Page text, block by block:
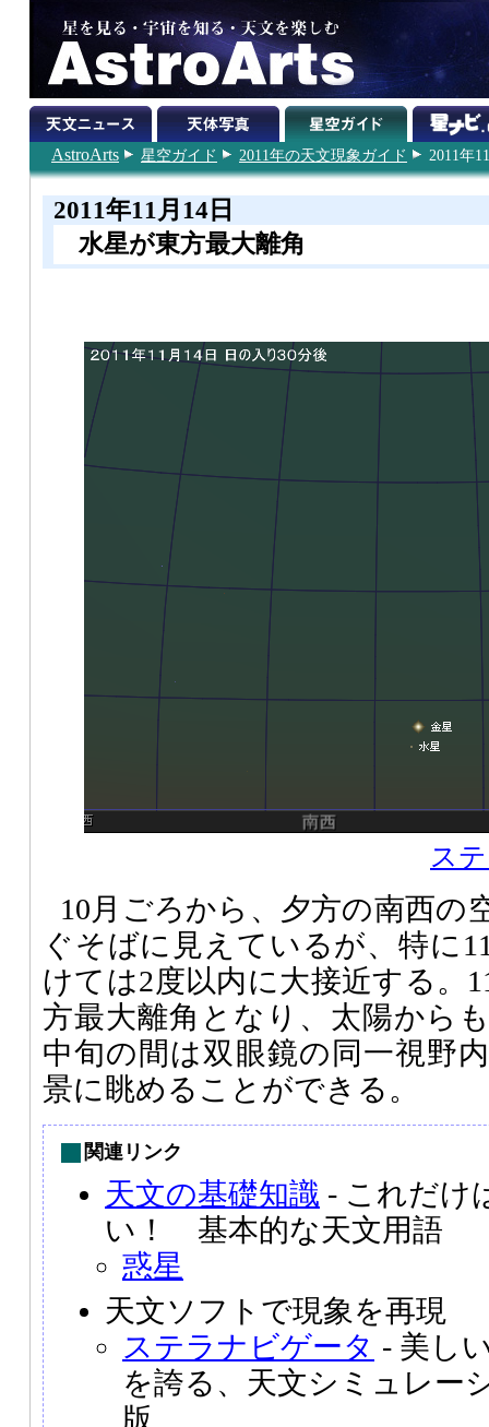
AstroArts 星空ガイド 2011年の天文現象ガイド 2011年
2011年11月14日
水星が東方最大離角
ス
10月ごろから、夕方の南西の
ぐそばに見えているが、特に
けては2度以内に大接近する。
方最大離角となり、太陽から
中旬の間は双眼鏡の同一視野
景に眺めることができる。
関連リンク
天文の基礎知識 - これだけ
い！ 基本的な天文用語
惑星
天文ソフトで現象を再現
ステラナビゲータ - 美し
を誇る、天文シミュレー
版